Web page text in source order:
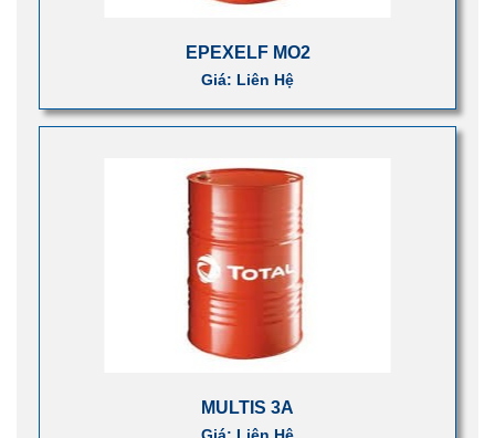
EPEXELF MO2
Giá: Liên Hệ
MULTIS 3A